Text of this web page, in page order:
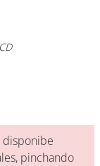
disponibe
pinchando